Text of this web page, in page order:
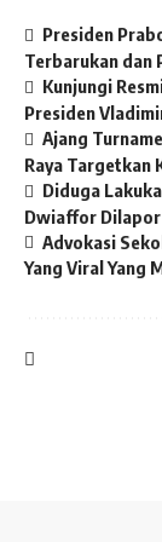
Presiden
Terbarukan dan
Kunjungi
Presiden
Ajang
Raya Targetkan
Diduga
Dwiaffor
Advokasi
Yang Viral Yang